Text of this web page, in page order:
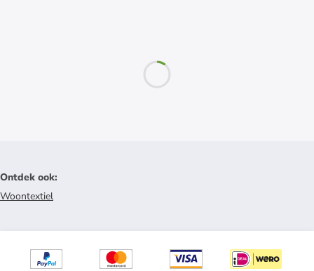
Ontdek ook:
Woontextiel